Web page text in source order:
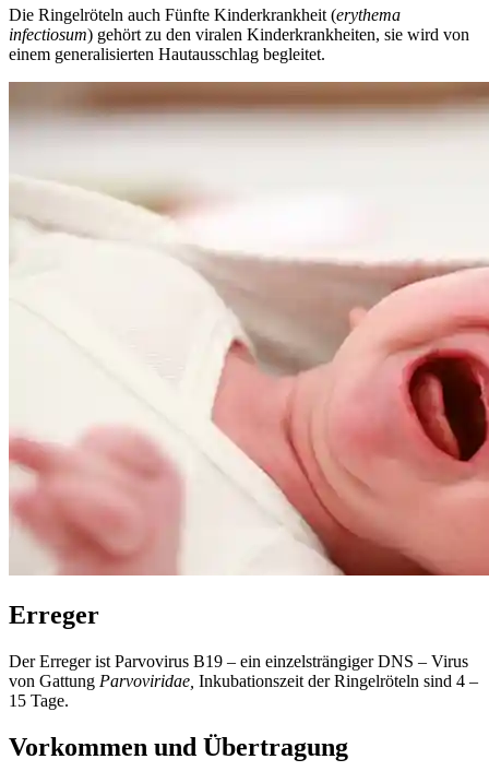
Die Ringelröteln auch Fünfte Kinderkrankheit (erythema
infectiosum) gehört zu den viralen Kinderkrankheiten, sie wird von
einem generalisierten Hautausschlag begleitet.
Erreger
Der Erreger ist Parvovirus B19 – ein einzelsträngiger DNS – Virus
von Gattung Parvoviridae, Inkubationszeit der Ringelröteln sind 4 –
15 Tage.
Vorkommen und Übertragung